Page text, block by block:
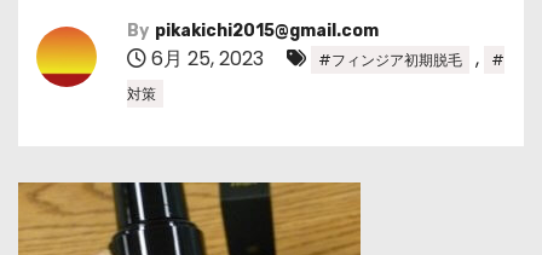
By pikakichi2015@gmail.com
6月 25, 2023 #フィンジア初期脱毛 ,
#
対策